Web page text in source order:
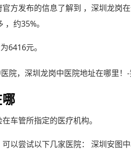
方发布的信息了解到 ，深圳龙岗
约35%。
6416元。
车管所指定的医疗机构。
可以尝试以下几家医院： 深圳安图